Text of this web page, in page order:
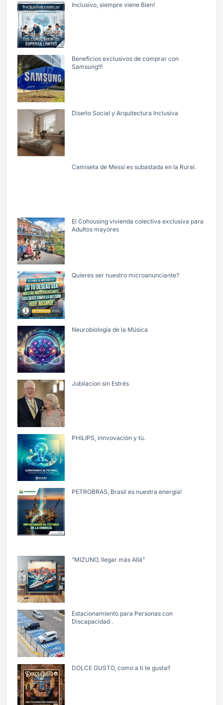
Inclusivo, siempre viene Bien!
Beneficios exclusivos de comprar con
Samsung!!!
Diseño Social y Arquitectura Inclusiva
Camiseta de Messi es subastada en la Rural.
El Cohousing vivienda colectiva exclusiva para
Adultos mayores
Quieres ser nuestro microanunciante?
Neurobiología de la Música
Jubilacion sin Estrés
PHILIPS, innvovaciòn y tù.
PETROBRAS, Brasil es nuestra energía!
“MIZUNO, llegar màs Allà”
Estacionamiento para Personas con
Discapacidad .
DOLCE GUSTO, como a ti te gusta!!